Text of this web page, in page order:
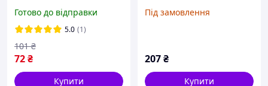
14 см Біла 905.284.03
Готово до відправки
5.0 (1)
72₴
101 ₴
Купити
IKEA LOTSFÅGEL
Під замовлення
207₴
Купити